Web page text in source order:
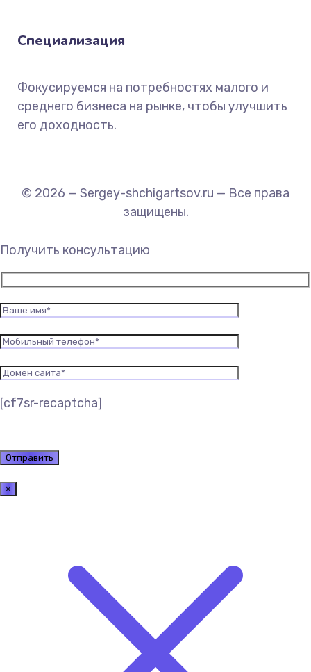
Специализация
Фокусируемся на потребностях малого и
среднего бизнеса на рынке, чтобы улучшить
его доходность.
© 2026 — Sergey-shchigartsov.ru — Все права
защищены.
Получить консультацию
[cf7sr-recaptcha]
×